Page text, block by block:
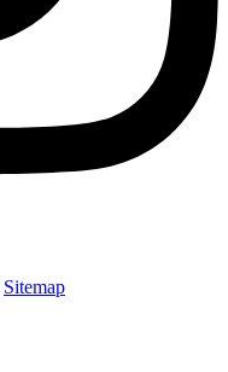
Sitemap